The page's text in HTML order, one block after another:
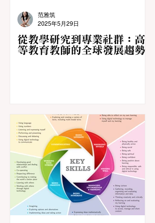
從教學研究到專業社群：高
等教育教師的全球發展趨勢
范雅筑
2025年5月29日